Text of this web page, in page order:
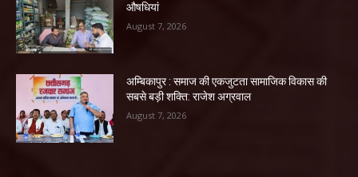
औषधियां
August 7, 2026
अम्बिकापुर : समाज की एकजुटता सामाजिक विकास की
सबसे बड़ी शक्ति: राजेश अग्रवाल
August 7, 2026